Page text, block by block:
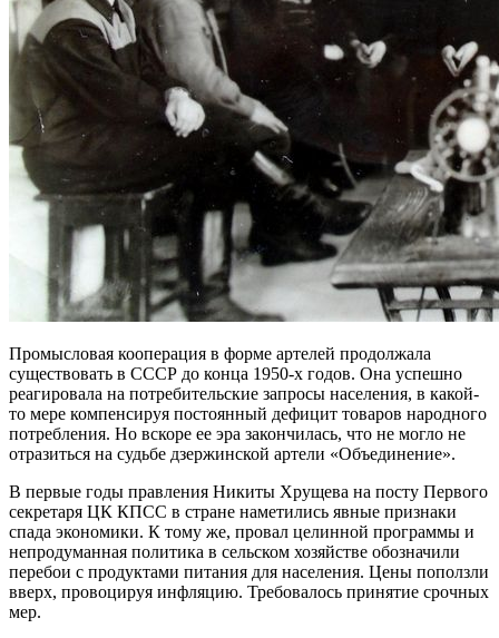
Промысловая кооперация в форме артелей продолжала
существовать в СССР до конца 1950-х годов. Она успешно
реагировала на потребительские запросы населения, в какой-
то мере компенсируя постоянный дефицит товаров народного
потребления. Но вскоре ее эра закончилась, что не могло не
отразиться на судьбе дзержинской артели «Объединение».
В первые годы правления Никиты Хрущева на посту Первого
секретаря ЦК КПСС в стране наметились явные признаки
спада экономики. К тому же, провал целинной программы и
непродуманная политика в сельском хозяйстве обозначили
перебои с продуктами питания для населения. Цены поползли
вверх, провоцируя инфляцию. Требовалось принятие срочных
мер.